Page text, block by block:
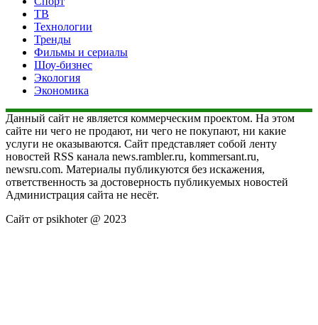
ТВ
Технологии
Тренды
Фильмы и сериалы
Шоу-бизнес
Экология
Экономика
Данный сайт не является коммерческим проектом. На этом
сайте ни чего не продают, ни чего не покупают, ни какие
услуги не оказываются. Сайт представляет собой ленту
новостей RSS канала news.rambler.ru, kommersant.ru,
newsru.com. Материалы публикуются без искажения,
ответственность за достоверность публикуемых новостей
Администрация сайта не несёт.
Сайт от psikhoter @ 2023